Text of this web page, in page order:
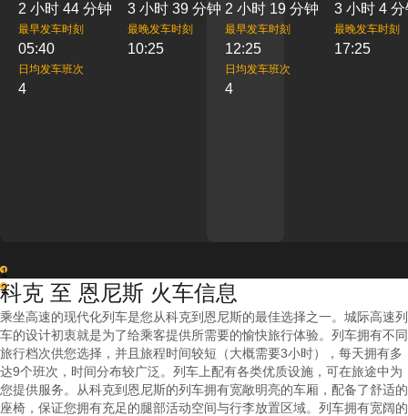
2 小时 44 分钟 3 小时 39 分钟
最早发车时刻
05:40
最晚发车时刻
10:25
日均发车班次
4
2 小时 19 分钟 3 小时 4 分
最早发车时刻
12:25
最晚发车时刻
17:25
日均发车班次
4
1
2
科克 至 恩尼斯 火车信息
乘坐高速的现代化列车是您从科克到恩尼斯的最佳选择之一。城际高速列
车的设计初衷就是为了给乘客提供所需要的愉快旅行体验。列车拥有不同
旅行档次供您选择，并且旅程时间较短（大概需要3小时），每天拥有多
达9个班次，时间分布较广泛。列车上配有各类优质设施，可在旅途中为
您提供服务。从科克到恩尼斯的列车拥有宽敞明亮的车厢，配备了舒适的
座椅，保证您拥有充足的腿部活动空间与行李放置区域。列车拥有宽阔的